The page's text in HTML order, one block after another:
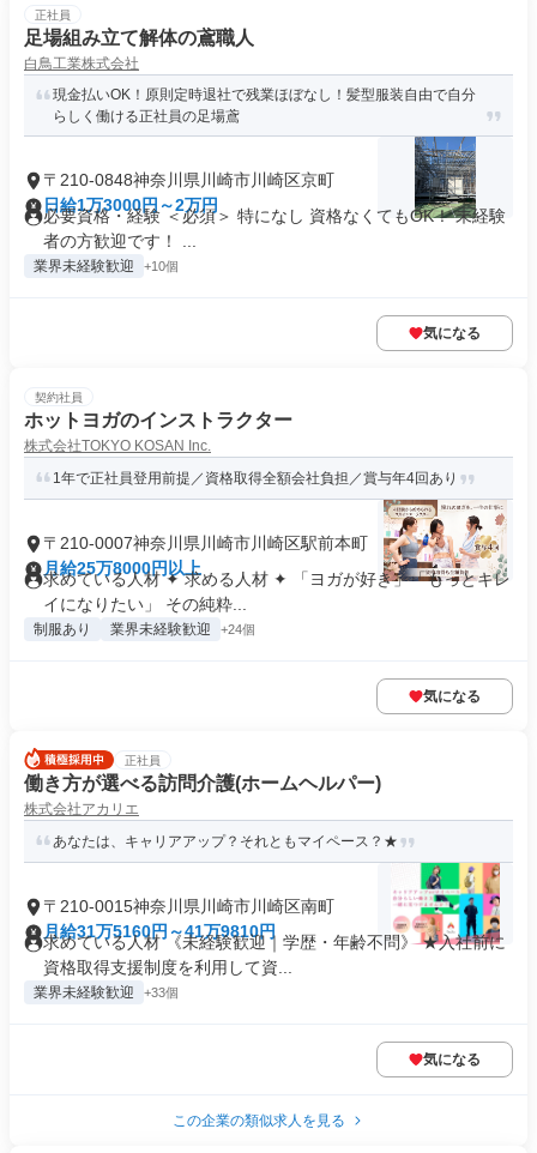
正社員
足場組み立て解体の鳶職人
白鳥工業株式会社
現金払いOK！原則定時退社で残業ほぼなし！髪型服装自由で自分
らしく働ける正社員の足場鳶
〒210-0848神奈川県川崎市川崎区京町
日給1万3000円～2万円
必要資格・経験 ＜必須＞ 特になし 資格なくてもOK！ 未経験
者の方歓迎です！ ...
業界未経験歓迎 +10個
気になる
契約社員
ホットヨガのインストラクター
株式会社TOKYO KOSAN Inc.
1年で正社員登用前提／資格取得全額会社負担／賞与年4回あり
〒210-0007神奈川県川崎市川崎区駅前本町
月給25万8000円以上
求めている人材 ✦ 求める人材 ✦ 「ヨガが好き」「もっとキレ
イになりたい」 その純粋...
制服あり 業界未経験歓迎 +24個
気になる
正社員
働き方が選べる訪問介護(ホームヘルパー)
株式会社アカリエ
あなたは、キャリアアップ？それともマイペース？★
〒210-0015神奈川県川崎市川崎区南町
月給31万5160円～41万9810円
求めている人材 《未経験歓迎｜学歴・年齢不問》 ★入社前に
資格取得支援制度を利用して資...
業界未経験歓迎 +33個
気になる
この企業の類似求人を見る